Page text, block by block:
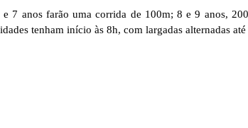
7 anos farão uma corrida de 100m; 8 e 9 anos,
tenham início às 8h, com largadas alternadas até